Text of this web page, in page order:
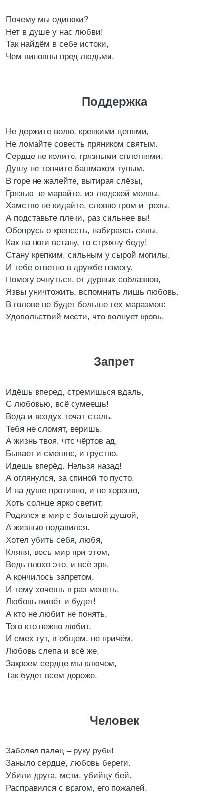
Почему мы одиноки?
Нет в душе у нас любви!
Так найдём в себе истоки,
Чем виновны пред людьми.
Поддержка
Не держите волю, крепкими цепями,
Не ломайте совесть пряником святым.
Сердце не колите, грязными сплетнями,
Душу не топчите башмаком тупым.
В горе не жалейте, вытирая слёзы,
Грязью не марайте, из людской молвы.
Хамство не кидайте, словно гром и грозы,
А подставьте плечи, раз сильнее вы!
Обопрусь о крепость, набираясь силы,
Как на ноги встану, то стряхну беду!
Стану крепким, сильным у сырой могилы,
И тебе ответно в дружбе помогу.
Помогу очнуться, от дурных соблазнов,
Язвы уничтожить, вспомнить лишь любовь.
В голове не будет больше тех маразмов:
Удовольствий мести, что волнует кровь.
Запрет
Идёшь вперед, стремишься вдаль,
С любовью, всё сумеешь!
Вода и воздух точат сталь,
Тебя не сломят, веришь.
А жизнь твоя, что чёртов ад,
Бывает и смешно, и грустно.
Идешь вперёд. Нельзя назад!
А оглянулся, за спиной то пусто.
И на душе противно, и не хорошо,
Хоть солнце ярко светит,
Родился в мир с большой душой,
А жизнью подавился.
Хотел убить себя, любя,
Кляня, весь мир при этом,
Ведь плохо это, и всё зря,
А кончилось запретом.
И тему хочешь в раз менять,
Любовь живёт и будет!
А кто не любит не понять,
Того кто нежно любит.
И смех тут, в общем, не причём,
Любовь слепа и всё же,
Закроем сердце мы ключом,
Так будет всем дороже.
Человек
Заболел палец – руку руби!
Заныло сердце, любовь береги.
Убили друга, мсти, убийцу бей.
Расправился с врагом, его пожалей.